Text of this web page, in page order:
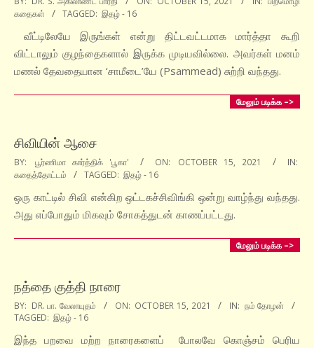
10-
15
கதைகள்
TAGGED: இதழ் - 16
வீட்டிலேயே இருங்கள் என்று திட்டவட்டமாக மார்த்தா கூறி
விட்டாலும் குழந்தைகளால் இருக்க முடியவில்லை. அவர்கள் மனம்
மணல் தேவதையான ‘சாமீடை’யே (Psammead) சுற்றி வந்தது.
மேலும் படிக்க –>
சிவியின் ஆசை
2021-
10-
15
BY: பூர்ணிமா கார்த்திக் 'பூகா' ON: OCTOBER 15, 2021
IN:
கதைத்தோட்டம்
TAGGED: இதழ் - 16
ஒரு காட்டில் சிவி என்கிற ஒட்டகச்சிவிங்கி ஒன்று வாழ்ந்து வந்தது.
அது எப்போதும் மிகவும் சோகத்துடன் காணப்பட்டது.
மேலும் படிக்க –>
நத்தை குத்தி நாரை
2021-
10-
15
BY: DR. பா. வேலாயுதம் ON: OCTOBER 15, 2021 IN: நம் தோழன்
TAGGED: இதழ் - 16
இந்த பறவை மற்ற நாரைகளைப் போலவே கொஞ்சம் பெரிய